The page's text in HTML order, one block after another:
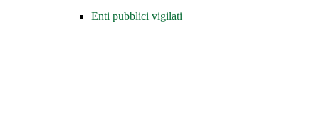
Enti pubblici vigilati